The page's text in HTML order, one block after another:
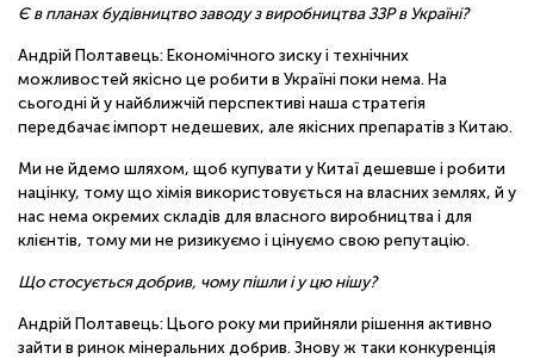
Є в планах будівництво заводу з виробництва ЗЗР в Україні?
Андрій Полтавець: Економічного зиску і технічних
можливостей якісно це робити в Україні поки нема. На
сьогодні й у найближчій перспективі наша стратегія
передбачає імпорт недешевих, але якісних препаратів з Китаю.
Ми не йдемо шляхом, щоб купувати у Китаї дешевше і робити
націнку, тому що хімія використовується на власних землях, й у
нас нема окремих складів для власного виробництва і для
клієнтів, тому ми не ризикуємо і цінуємо свою репутацію.
Що стосується добрив, чому пішли і у цю нішу?
Андрій Полтавець: Цього року ми прийняли рішення активно
зайти в ринок мінеральних добрив. Знову ж таки конкуренція